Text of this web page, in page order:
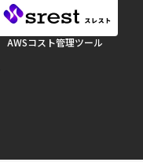
AWSコスト管理ツール